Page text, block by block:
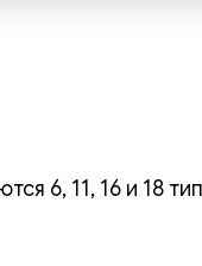
6, 11, 16 и 18